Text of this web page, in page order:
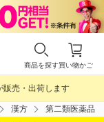
買い物かご
商品を探す
販売・出荷します
漢方 第二類医薬品